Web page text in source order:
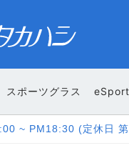
スポーツグラス
Pay Pay LINE Pay